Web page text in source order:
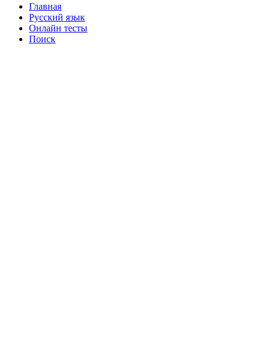
Главная
Русский язык
Онлайн тесты
Поиск